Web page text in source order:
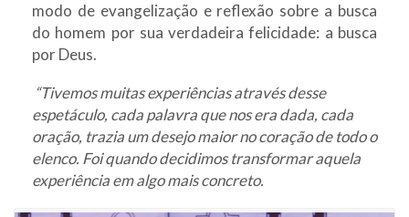
modo de evangelização e reflexão sobre a busca
do homem por sua verdadeira felicidade: a busca
por Deus.
“Tivemos muitas experiências através desse
espetáculo, cada palavra que nos era dada, cada
oração, trazia um desejo maior no coração de todo o
elenco. Foi quando decidimos transformar aquela
experiência em algo mais concreto.